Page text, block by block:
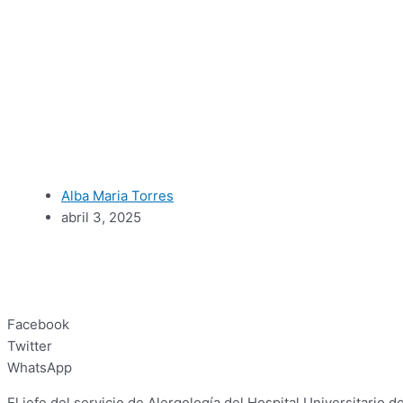
Alba Maria Torres
abril 3, 2025
Facebook
Twitter
WhatsApp